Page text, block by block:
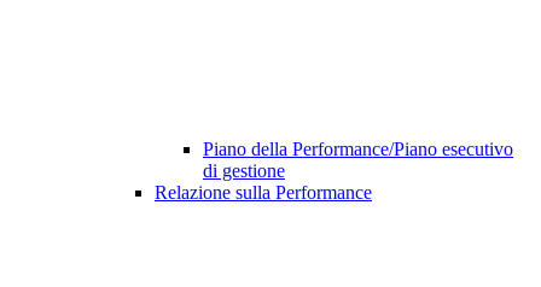
Piano della Performance/Piano esecutivo
di gestione
Relazione sulla Performance